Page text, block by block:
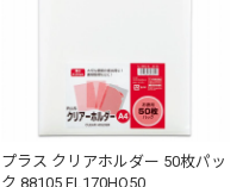
プラス クリアホルダー 50枚パッ
ク 88105 FL170HO50